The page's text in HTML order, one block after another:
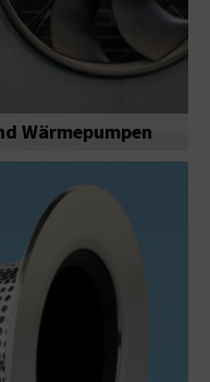
Wärmepumpen